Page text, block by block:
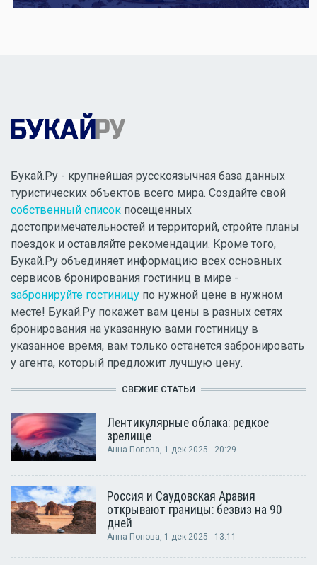
Букай.Ру - крупнейшая русскоязычная база данных
туристических объектов всего мира. Создайте свой
собственный список посещенных
достопримечательностей и территорий, стройте планы
поездок и оставляйте рекомендации. Кроме того,
Букай.Ру объединяет информацию всех основных
сервисов бронирования гостиниц в мире -
забронируйте гостиницу по нужной цене в нужном
месте! Букай.Ру покажет вам цены в разных сетях
бронирования на указанную вами гостиницу в
указанное время, вам только останется забронировать
у агента, который предложит лучшую цену.
СВЕЖИЕ СТАТЬИ
Лентикулярные облака: редкое
зрелище
Анна Попова, 1 дек 2025 - 20:29
Россия и Саудовская Аравия
открывают границы: безвиз на 90
дней
Анна Попова, 1 дек 2025 - 13:11